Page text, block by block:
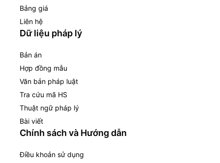
Bảng giá
Liên hệ
Dữ liệu pháp lý
Bản án
Hợp đồng mẫu
Văn bản pháp luật
Tra cứu mã HS
Thuật ngữ pháp lý
Bài viết
Chính sách và Hướng dẫn
Điều khoản sử dụng